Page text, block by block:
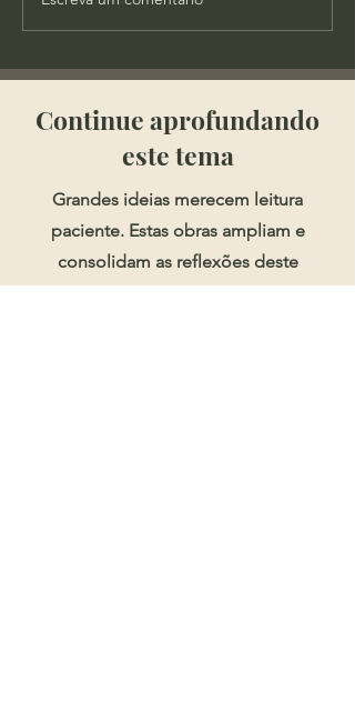
possessões na doutrina
​​​Continue aprofundando
este tema
Grandes ideias merecem leitura
paciente. Estas obras ampliam e
consolidam as reflexões deste